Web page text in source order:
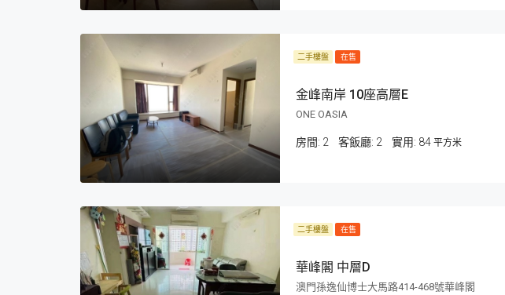
二手樓盤 在售
金峰南岸 10座高層E
ONE OASIA
房間: 2 客飯廳: 2 84 平方米
二手樓盤 在售
華峰閣 中層D
澳門孫逸仙博士大馬路414-468號華峰閣